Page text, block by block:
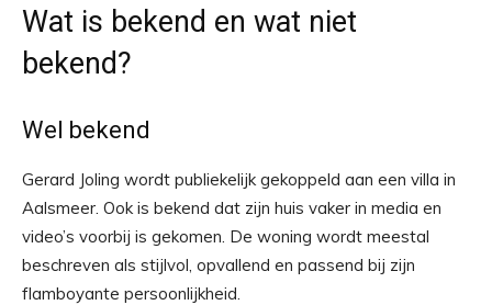
Wat is bekend en wat niet
bekend?
Wel bekend
Gerard Joling wordt publiekelijk gekoppeld aan een villa in
Aalsmeer. Ook is bekend dat zijn huis vaker in media en
video’s voorbij is gekomen. De woning wordt meestal
beschreven als stijlvol, opvallend en passend bij zijn
flamboyante persoonlijkheid.